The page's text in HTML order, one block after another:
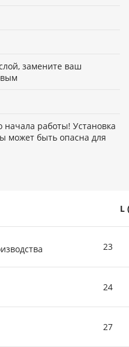
замените ваш
работы! Установка
может быть опасна для
L
23
24
27